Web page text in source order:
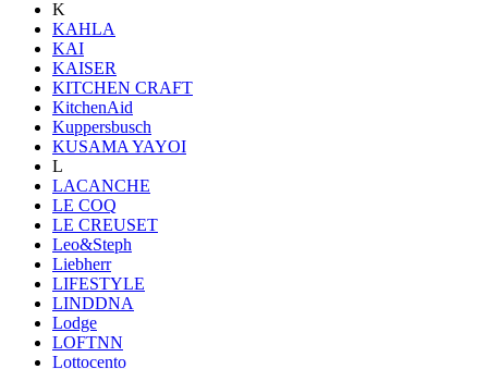
K
KAHLA
KAI
KAISER
KITCHEN CRAFT
KitchenAid
Kuppersbusch
KUSAMA YAYOI
L
LACANCHE
LE COQ
LE CREUSET
Leo&Steph
Liebherr
LIFESTYLE
LINDDNA
Lodge
LOFTNN
Lottocento